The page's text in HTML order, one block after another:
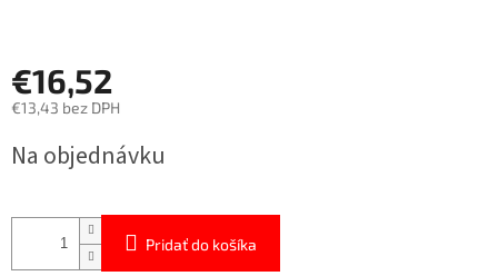
€16,52
€13,43 bez DPH
cena:
Na objednávku
Pridať do košíka